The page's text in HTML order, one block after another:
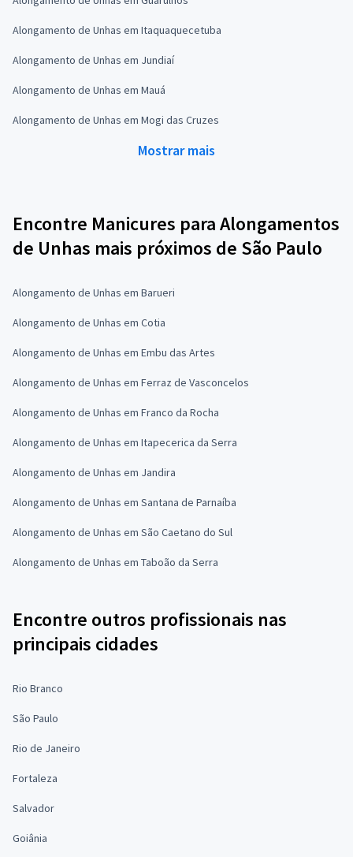
Alongamento de Unhas em Itaquaquecetuba
Alongamento de Unhas em Jundiaí
Alongamento de Unhas em Mauá
Alongamento de Unhas em Mogi das Cruzes
Mostrar mais
Encontre Manicures para Alongamentos
de Unhas mais próximos de São Paulo
Alongamento de Unhas em Barueri
Alongamento de Unhas em Cotia
Alongamento de Unhas em Embu das Artes
Alongamento de Unhas em Ferraz de Vasconcelos
Alongamento de Unhas em Franco da Rocha
Alongamento de Unhas em Itapecerica da Serra
Alongamento de Unhas em Jandira
Alongamento de Unhas em Santana de Parnaíba
Alongamento de Unhas em São Caetano do Sul
Alongamento de Unhas em Taboão da Serra
Encontre outros profissionais nas
principais cidades
Rio Branco
São Paulo
Rio de Janeiro
Fortaleza
Salvador
Goiânia